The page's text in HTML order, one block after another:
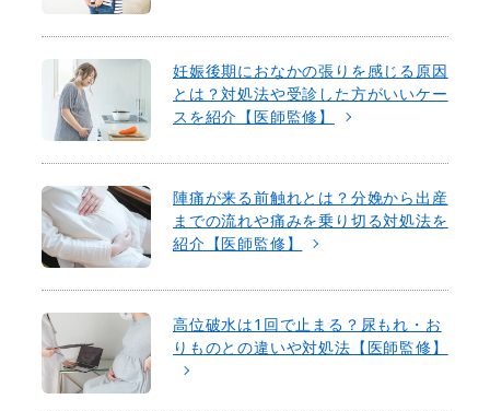
妊娠後期におなかの張りを感じる原因
とは？対処法や受診した方がいいケー
スを紹介【医師監修】
陣痛が来る前触れとは？分娩から出産
までの流れや痛みを乗り切る対処法を
紹介【医師監修】
高位破水は1回で止まる？尿もれ・お
りものとの違いや対処法【医師監修】